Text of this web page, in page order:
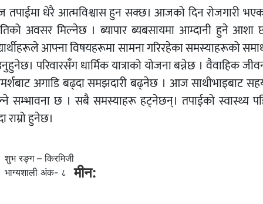
धेरै आत्मविश्वास हुन सक्छ। आजको दिन रोजगारी
अवसर मिल्नेछ । ब्यापार ब्यबसायमा आम्दानी हुने आशा
आफ्ना विषयहरूमा सामना गरिरहेका समस्याहरूको
परिवारसँग धार्मिक यात्राको योजना बन्नेछ । वैवाहिक
अगाडि बढ्दा समझदारी बढ्नेछ । आज साथीभाइबाट
सम्भावना छ । सबै समस्याहरू हट्नेछन्। तपाईको स्वास्थ्य
राम्रो हुनेछ।
शुभ रङ्ग – किरमिजी
भाग्यशाली अंक- ८
मीन: